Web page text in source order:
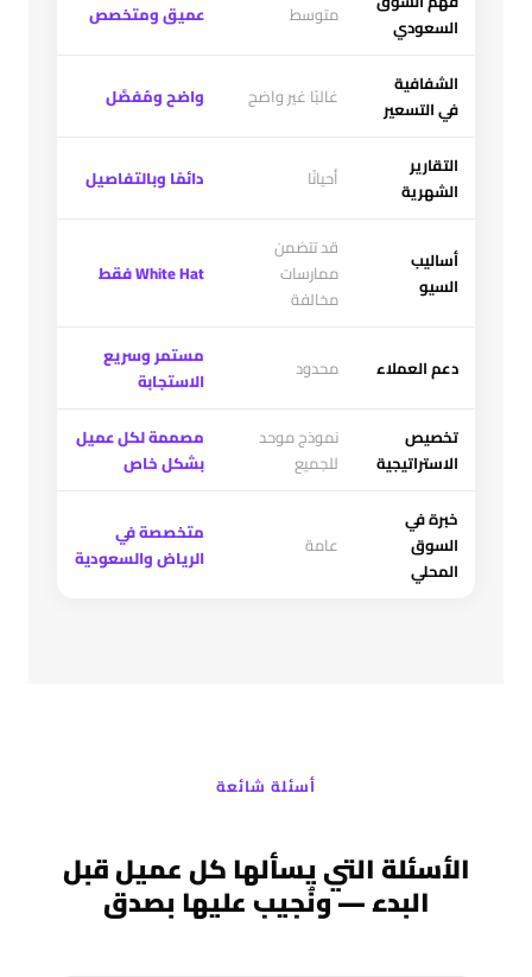
السعودي
متوسط عميق ومتخصص
الشفافية
في التسعير
غالبًا غير واضح واضح ومُفصَّل
التقارير
الشهرية
أحيانًا دائمًا وبالتفاصيل
أساليب
السيو
قد تتضمن
ممارسات
مخالفة
White Hat فقط
دعم العملاء محدود
مستمر وسريع
الاستجابة
تخصيص
الاستراتيجية
نموذج موحد
للجميع
مصممة لكل عميل
بشكل خاص
خبرة في
السوق
المحلي
عامة
متخصصة في
الرياض والسعودية
أسئلة شائعة
الأسئلة التي يسألها كل عميل قبل
البدء — ونُجيب عليها بصدق